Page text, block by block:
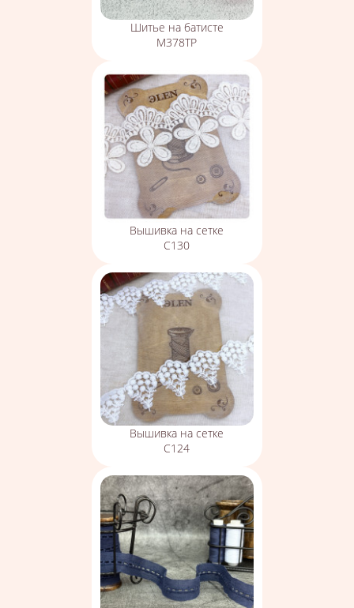
Шитье на батисте
М378ТР
Вышивка на сетке
С130
Вышивка на сетке
С124